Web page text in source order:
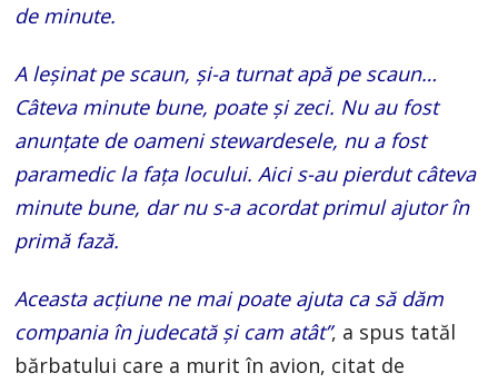
de minute.
A leșinat pe scaun, și-a turnat apă pe scaun…
Câteva minute bune, poate și zeci. Nu au fost
anunțate de oameni stewardesele, nu a fost
paramedic la fața locului. Aici s-au pierdut câteva
minute bune, dar nu s-a acordat primul ajutor în
primă fază.
Aceasta acțiune ne mai poate ajuta ca să dăm
compania în judecată și cam atât”, a spus tatăl
bărbatului care a murit în avion, citat de